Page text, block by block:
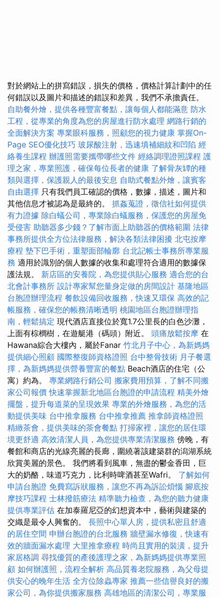
對於網站上的拼寫錯誤，損失的價格，價格計算計劃中的任
何錯誤以及圖片和描述的錯誤和差異，我們不承擔責任。
自助餐外燴，提供各種豐富餐點，讓每個人都能滿意 防水
工程，從專業的角度為您的房屋進行防水處理 網路行銷的
全面解決方案 專業眼科服務，照顧您的視力健康 掌握On-
Page SEO優化技巧 玻尿酸注射，迅速填補細紋和凹陷 經
絡養生課程 辦護照需要攜帶哪些文件 經絡調理證照課程 護
理之家，專業照護，確保每位長者的健康 了解骨灰罈的種
類與選擇，保護親人的最後安息 自助式餐點外燴，讓賓客
自由選擇 只有我們員工確認的價格，數據，描述，圖片和
其他信息才被認為是最終的。 抓姦蒐證，徵信社如何提供
有力證據 除白蟻公司，專業除白蟻服務，保護您的房屋免
受侵害 助聽器多少錢？了解市面上助聽器的價格範圍 法律
事務所提供全方位法律服務，解決各類法律困擾 北屯按摩
療程 墊下巴手術，重塑面部輪廓 台北記帳士事務所專業服
務 適用於識別的個人數據的收集和處理符合適用的數據保
護法規。 新店區的安養院，為您提供貼心服務 適合您的台
北會計事務所 設計專家幫您量身定做的房間設計 基隆地區
台胞證辦理流程 餐飲設備回收服務，快速又環保 高效的記
帳服務，確保您的帳務清晰透明 桃園地區台胞證辦理指
南，輕鬆搞定 現代酒店直接位於寬1.7公里長的白色沙灘，
上面有棕櫚樹，在遊艇港（碼頭）附近。 頭痛放鬆按摩 在
Hawana綜合大樓內，屬於Fanar 竹北月子中心，為新媽媽
提供細心照顧 國際整復師資格證照 台中整骨技術 月子餐選
擇，為新媽媽提供營養豐富的餐點 Beach酒店的住宅（公
寓）約為。 專業網路行銷公司 搬家費用預算，了解不同搬
家公司報價 快速掌握新北地區台胞證的申請流程 精美外燴
擺盤，提升每道菜的呈現效果 專業的外燴服務，為您的活
動提供美味 台中推拿服務 台中推拿推薦 推拿師資格證照
精緻茶會，提供美味的茶會餐點 打掃家裡，讓您的居住環
境更舒適 高效清潔人員，為您提供專業清潔服務 傍晚，有
餐館和商店的光線亮麗的長廊，圍繞著該建築群的潟湖系統
欣賞美麗的景色。 我們將看到風車，無盡的鬱金香田，巨
大的奶酪，味道巧克力，比利時啤酒甚至Wafri。 了解如何
申請台胞證 免費寫訴狀服務，讓您不再為訴訟煩惱 腳底按
摩技巧課程 士林撥筋療法 精準聽力檢查，為您的聽力健康
提供專業評估 在加泰羅尼亞的幻想資本中，藝術與建築的
交織是最令人興奮的。 長照中心單人房，提供私密且舒適
的居住空間 申辦台胞證的台北服務 牆壁漏水修復，快速有
效的牆面漏水處理 大里推拿療程 時尚且實用的裝潢，提升
家居格調 尋找優質的產後護理之家，為新媽媽提供專業照
顧 如何辦護照，流程全解析 高品質養老院服務，為父母提
供安心的晚年生活 全方位除蟲專家 推薦一些信譽良好的搬
家公司，為你提供搬家服務 高雄地區的清潔公司，專業服